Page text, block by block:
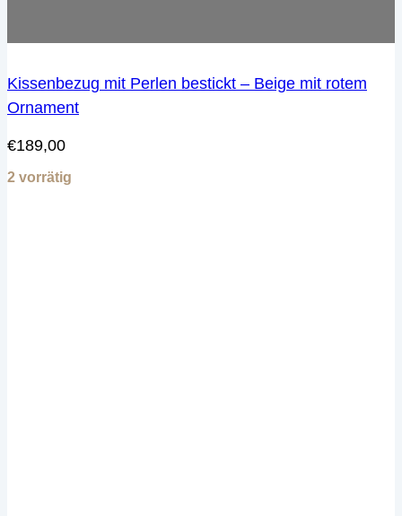
Kissenbezug mit Perlen bestickt – Beige mit rotem
Ornament
€189,00
2 vorrätig